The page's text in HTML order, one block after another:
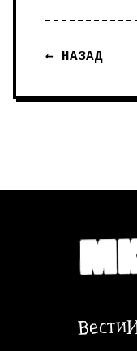
← НАЗАД
Вести